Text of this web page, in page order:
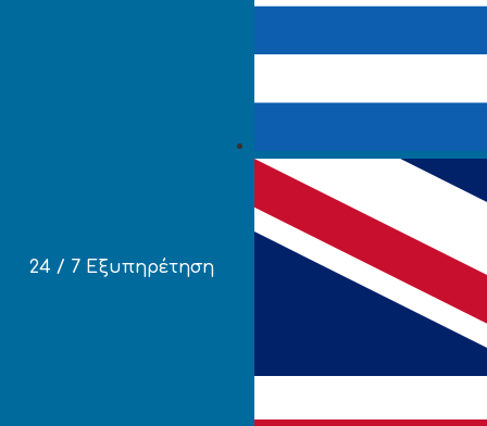
24 / 7 Εξυπηρέτηση